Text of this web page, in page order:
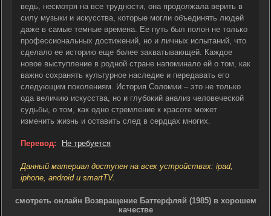
ведь, несмотря на все трудности, она продолжала верить в
силу музыки и искусства, которые могли объединять людей
даже в самые темные времена. Ее путь был полон не только
профессиональных достижений, но и личных испытаний, что
сделало ее историю еще более захватывающей. Каждое
новое выступление в родной стране напоминало ей о том, как
важно сохранять культурное наследие и передавать его
следующим поколениям. История Соломии – это не только
ода величию искусства, но и глубокий анализ человеческой
судьбы, о том, как одно стремление к красоте может
изменить жизнь и оставить след в сердцах многих.
Перевод: Не требуется
Данный материал доступен на всех устройствах: ipad,
iphone, android и smartTV.
смотреть онлайн Возвращение Баттерфляй (1985) в хорошем
качестве